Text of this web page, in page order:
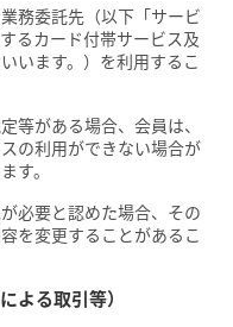
務委託先（以下「サービ
るカード付帯サービス及
います。）を利用するこ
等がある場合、会員は、
の利用ができない場合が
す。
必要と認めた場合、その
を変更することがあるこ
よる取引等）